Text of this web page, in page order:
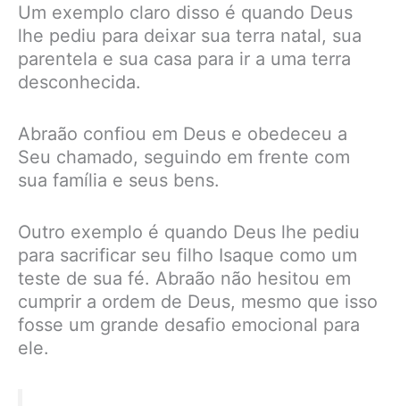
Um exemplo claro disso é quando Deus
lhe pediu para deixar sua terra natal, sua
parentela e sua casa para ir a uma terra
desconhecida.
Abraão confiou em Deus e obedeceu a
Seu chamado, seguindo em frente com
sua família e seus bens.
Outro exemplo é quando Deus lhe pediu
para sacrificar seu filho Isaque como um
teste de sua fé. Abraão não hesitou em
cumprir a ordem de Deus, mesmo que isso
fosse um grande desafio emocional para
ele.